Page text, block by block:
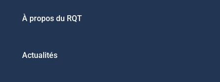
À propos du RQT
Actualités